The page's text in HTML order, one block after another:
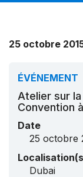
25 octobre
ÉVÉNEMENT
Atelier sur
Convention
Date
25 octobre
Dubai